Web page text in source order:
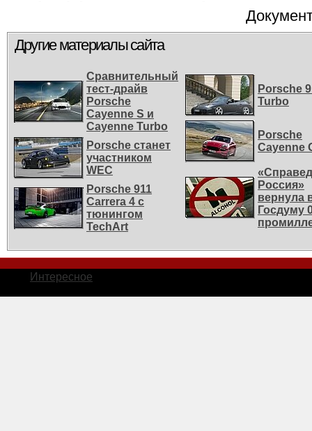
Другие материалы сайта
Сравнительный
тест-драйв
Porsche
Cayenne S и
Cayenne Turbo
Porsche станет
участником
WEС
Porsche 911
Carrera 4 с
тюнингом
TechArt
Porsche
Turbo
Porsche
Cayenne
Россия»
вернула
Госдуму
Интересное